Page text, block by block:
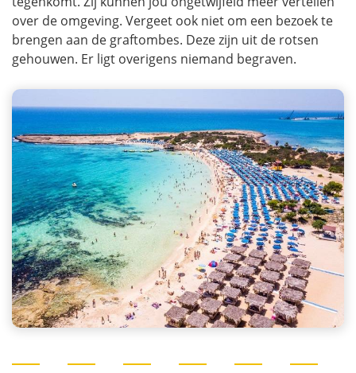
over de omgeving. Vergeet ook niet om een bezoek te
brengen aan de graftombes. Deze zijn uit de rotsen
gehouwen. Er ligt overigens niemand begraven.